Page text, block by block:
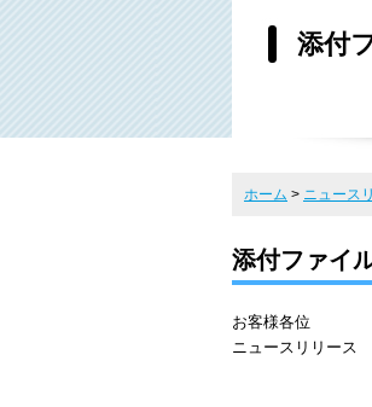
添付
ホーム > ニュース
添付ファイ
お客様各位
ニュ